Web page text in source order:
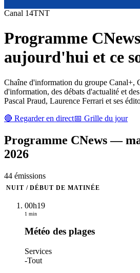
Canal 14TNT
Programme CNews
aujourd'hui et ce
Chaîne d'information du groupe Canal+,
d'information, des débats d'actualité et
Pascal Praud, Laurence Ferrari et ses
🔴 Regarder en direct📅 Grille du jour
Programme CNews—
2026
44 émissions
NUIT / DÉBUT DE MATINÉE
00h19
1 min
Météo des plages
Services
-Tout